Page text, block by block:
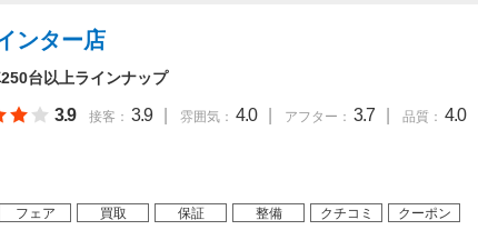
ンター店
台以上ラインナップ
3.9 接客： 3.9 雰囲気： 4.0 アフター： 3.7 品質： 4.0
フェア 買取 保証 整備 クチコミ クーポン